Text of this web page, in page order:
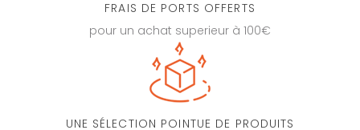
FRAIS DE PORTS OFFERTS
pour un achat superieur à 100€
UNE SÉLECTION POINTUE DE PRODUITS